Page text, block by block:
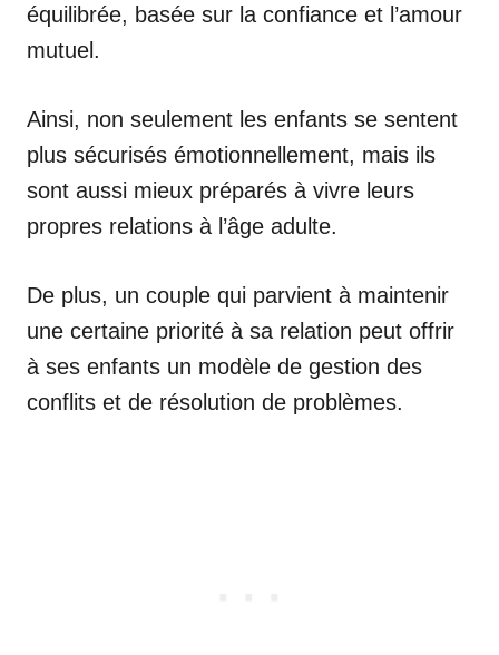
équilibrée, basée sur la confiance et l’amour
mutuel.
Ainsi, non seulement les enfants se sentent
plus sécurisés émotionnellement, mais ils
sont aussi mieux préparés à vivre leurs
propres relations à l’âge adulte.
De plus, un couple qui parvient à maintenir
une certaine priorité à sa relation peut offrir
à ses enfants un modèle de gestion des
conflits et de résolution de problèmes.